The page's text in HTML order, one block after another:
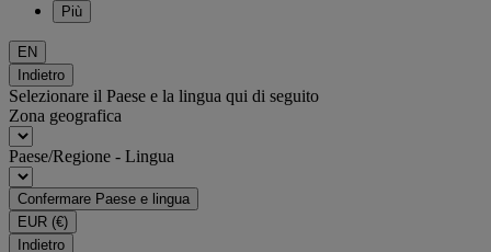
Più
EN
Indietro
Selezionare il Paese e la lingua qui di seguito
Zona geografica
Paese/Regione - Lingua
Confermare Paese e lingua
EUR (€)
Indietro